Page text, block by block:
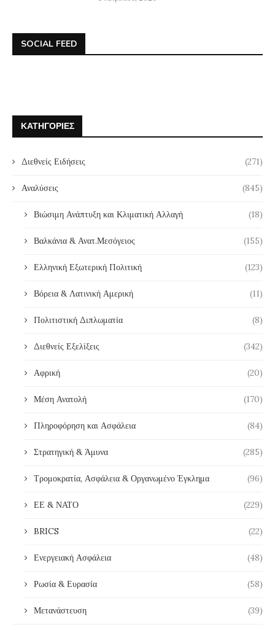
SOCIAL FEED
ΚΑΤΗΓΟΡΊΕΣ
Διεθνείς Ειδήσεις (271)
Αναλύσεις (845)
Βιώσιμη Ανάπτυξη και Κλιματική Αλλαγή (18)
Βαλκάνια & Ανατ.Μεσόγειος (155)
Ελληνική Εξωτερική Πολιτική (123)
Βόρεια & Λατινική Αμερική (11)
Πολιτιστική Διπλωματία (8)
Διεθνείς Εξελίξεις (342)
Αφρική (20)
Μέση Ανατολή (170)
Πληροφόρηση και Ασφάλεια (84)
Στρατηγική & Άμυνα (285)
Τρομοκρατία, Ασφάλεια & Οργανωμένο Έγκλημα (96)
ΕΕ & ΝΑΤΟ (229)
BRICS (22)
Ενεργειακή Ασφάλεια (48)
Ρωσία & Ευρασία (58)
Μετανάστευση (39)